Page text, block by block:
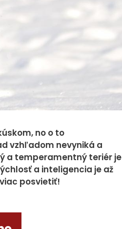
no o to
vzhľadom nevyniká a
a temperamentný teriér je
a inteligencia je až
posvietiť!